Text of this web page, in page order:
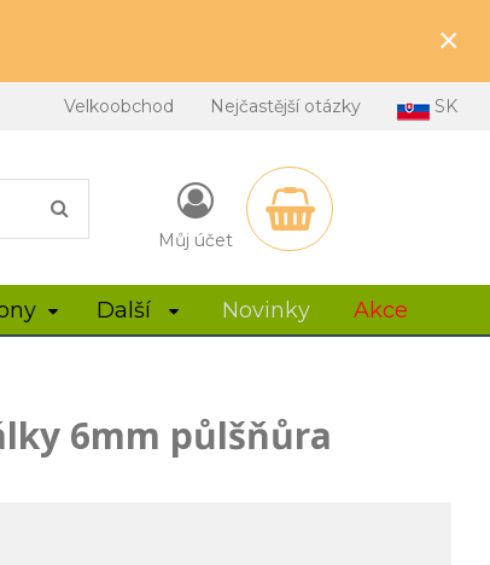
×
Velkoobchod Nejčastější otázky SK
Můj účet
Další Novinky Akce
6mm půlšňůra